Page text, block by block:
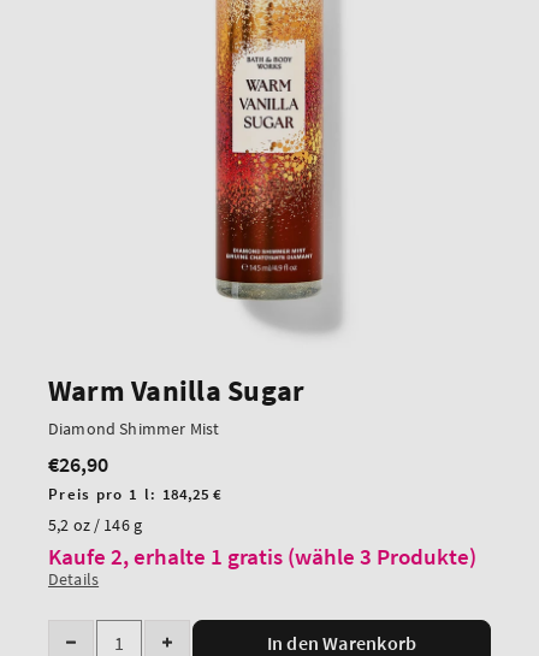
Warm Vanilla Sugar
Diamond Shimmer Mist
Regulärer
Preis
€26,90
Stückpreis
Preis pro 1 l: 184,25 €
5,2 oz / 146 g
Kaufe 2, erhalte 1 gratis (wähle 3 Produkte)
Details
In den Warenkorb